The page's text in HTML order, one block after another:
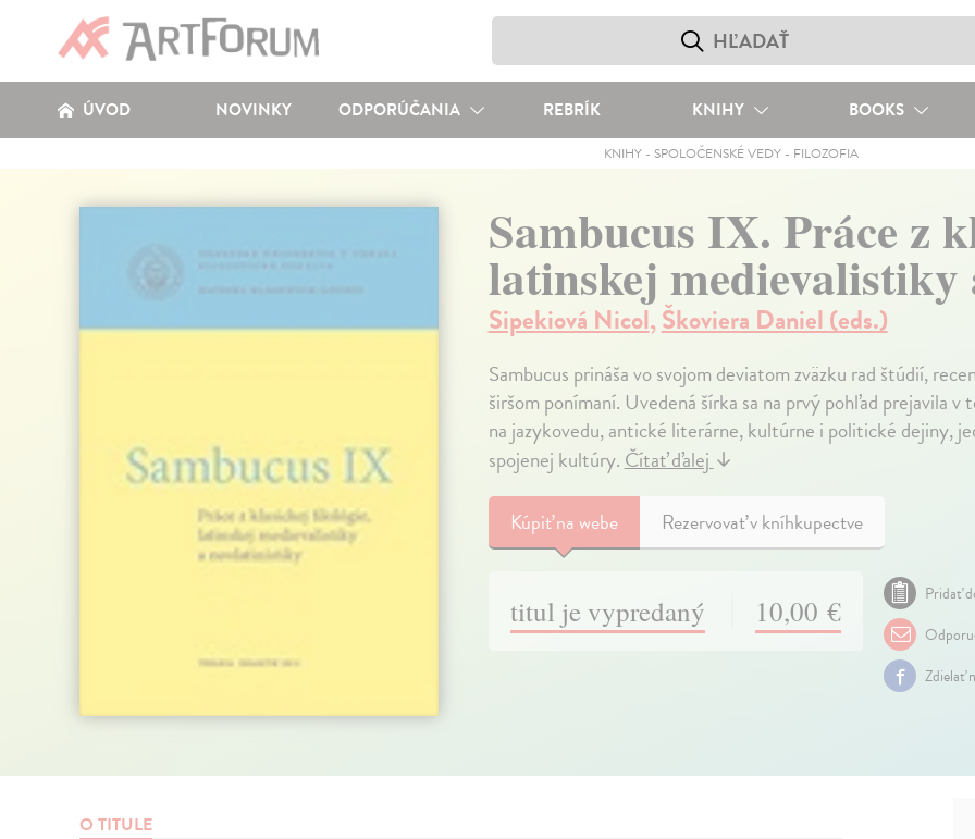
ÚVOD NOVINKY ODPORÚČANIA REBRÍK KNIHY BOOKS
KNIHY- SPOLOČENSKÉ VEDY- FILOZOFIA
Sambucus IX. Práce z
latinskej medievalistiky
Sipekiová Nicol,Škoviera Daniel (eds.)
Sambucus prináša vo svojom deviatom zväzku rad štúdií,
širšom ponímaní. Uvedená šírka sa na prvý pohľad prejavila
na jazykovedu, antické literárne, kultúrne i politické dejiny,
spojenej kultúry.Čítať ďalej↓
Kúpiťna webe Rezervovať v kníhkupectve
titul je vypredaný 10,00 €
Pridať
Zdielať
O TITULE